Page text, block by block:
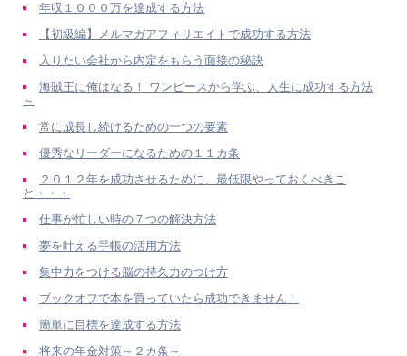
年収１０００万を達成する方法
【初級編】メルマガアフィリエイトで成功する方法
入りたい会社から内定をもらう面接の秘訣
海賊王に俺はなる！ ワンピースから学ぶ、人生に成功する方法
～
常に成長し続けるための一つの要素
優秀なリーダーになるための１１カ条
２０１２年を成功させるために、最低限やっておくべきこ
と・・・
仕事が忙しい時の７つの解決方法
夢を叶える手帳の活用方法
集中力をつける脳の持久力のつけ方
ブックオフで本を買っていたら成功できません！
簡単に目標を達成する方法
将来の年金対策～２カ条～